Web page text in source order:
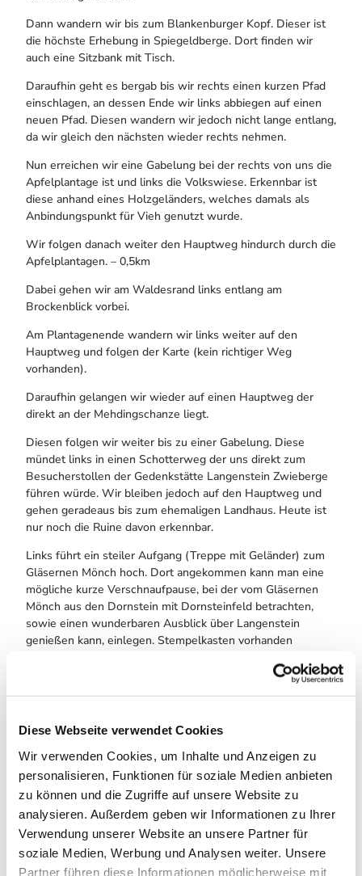
Diese Webseite verwendet Cookies
Wir verwenden Cookies, um Inhalte und Anzeigen zu
personalisieren, Funktionen für soziale Medien anbieten
zu können und die Zugriffe auf unsere Website zu
analysieren. Außerdem geben wir Informationen zu Ihrer
Verwendung unserer Website an unsere Partner für
soziale Medien, Werbung und Analysen weiter. Unsere
Partner führen diese Informationen möglicherweise mit
Dann wandern wir bis zum Blankenburger Kopf. Dieser ist
die höchste Erhebung in Spiegeldberge. Dort finden wir
auch eine Sitzbank mit Tisch.
Daraufhin geht es bergab bis wir rechts einen kurzen Pfad
einschlagen, an dessen Ende wir links abbiegen auf einen
neuen Pfad. Diesen wandern wir jedoch nicht lange entlang,
da wir gleich den nächsten wieder rechts nehmen.
Nun erreichen wir eine Gabelung bei der rechts von uns die
Apfelplantage ist und links die Volkswiese. Erkennbar ist
diese anhand eines Holzgeländers, welches damals als
Anbindungspunkt für Vieh genutzt wurde.
Wir folgen danach weiter den Hauptweg hindurch durch die
Apfelplantagen. – 0,5km
Dabei gehen wir am Waldesrand links entlang am
Brockenblick vorbei.
Am Plantagenende wandern wir links weiter auf den
Hauptweg und folgen der Karte (kein richtiger Weg
vorhanden).
Daraufhin gelangen wir wieder auf einen Hauptweg der
direkt an der Mehdingschanze liegt.
Diesen folgen wir weiter bis zu einer Gabelung. Diese
mündet links in einen Schotterweg der uns direkt zum
Besucherstollen der Gedenkstätte Langenstein Zwieberge
führen würde. Wir bleiben jedoch auf den Hauptweg und
gehen geradeaus bis zum ehemaligen Landhaus. Heute ist
nur noch die Ruine davon erkennbar.
Links führt ein steiler Aufgang (Treppe mit Geländer) zum
Gläsernen Mönch hoch. Dort angekommen kann man eine
mögliche kurze Verschnaufpause, bei der vom Gläsernen
Mönch aus den Dornstein mit Dornsteinfeld betrachten,
sowie einen wunderbaren Ausblick über Langenstein
genießen kann, einlegen. Stempelkasten vorhanden
Weiter geht es rechts auf einen Weg Richtung Kalte Warte.
Auf diesen Weg kann man alte Gesteinstreppen, die in den
Von der Kalten Warte geht es geradeaus weiter zur
Fuchsklippe. Dort steht auch ein roter Stempelkasten und
es befindet sich dort eine Sitzgelegenheit, die wieder einen
tollen Ausblick bietet.
Weiter geht es zu den Steinkuhlen. Dieser Trampelpfad
geht abseits des Weges und ist leicht bewachsen. Am
Besten folgt man dort der Karte weiter zu den Steinkuhlen.
Wenn man daraufhin wieder auf den Wanderweg gelangt